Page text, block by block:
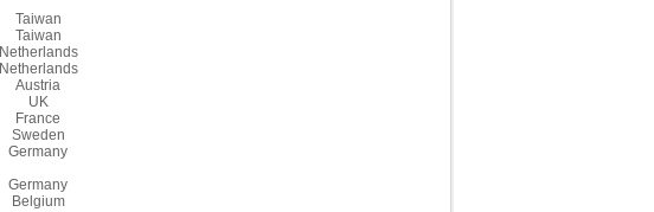
Taiwan
Taiwan
Netherlands
Netherlands
Austria
UK
France
Sweden
Germany
Germany
Belgium